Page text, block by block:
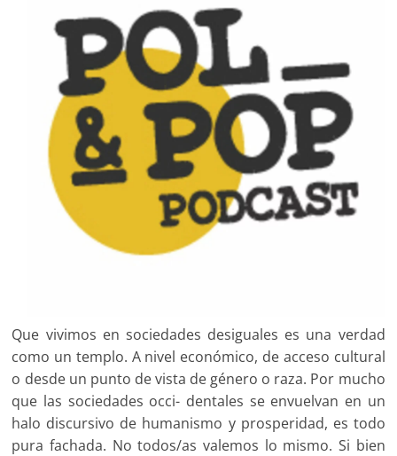
Que vivimos en sociedades desiguales es una verdad
como un templo. A nivel económico, de acceso cultural
o desde un punto de vista de género o raza. Por mucho
que las sociedades occi- dentales se envuelvan en un
halo discursivo de humanismo y prosperidad, es todo
pura fachada. No todos/as valemos lo mismo. Si bien